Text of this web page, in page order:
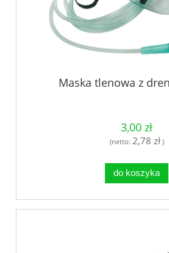
Maska tlenowa z
3,00 zł
(netto: 2,78 zł)
do koszyka